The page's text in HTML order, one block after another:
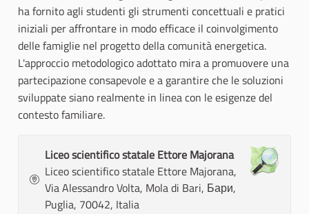
ha fornito agli studenti gli strumenti concettuali e pratici
iniziali per affrontare in modo efficace il coinvolgimento
delle famiglie nel progetto della comunità energetica.
L'approccio metodologico adottato mira a promuovere una
partecipazione consapevole e a garantire che le soluzioni
sviluppate siano realmente in linea con le esigenze del
contesto familiare.
Liceo scientifico statale Ettore Majorana
Liceo scientifico statale Ettore Majorana,
Via Alessandro Volta, Mola di Bari, Бари,
Puglia, 70042, Italia